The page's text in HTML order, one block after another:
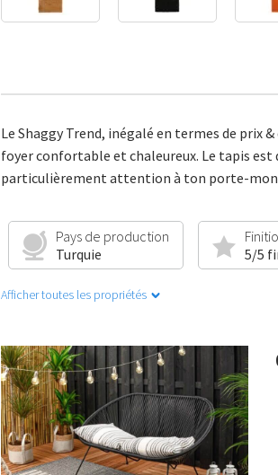
Le Shaggy Trend, inégalé en termes de prix
foyer confortable et chaleureux. Le tapis
particulièrement attention à ton porte-
Pays de production
Turquie
5/5
Afficher toutes les propriétés